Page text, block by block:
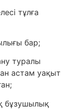
тұлға
бар;
туралы
астам уақыт
бұзушылық